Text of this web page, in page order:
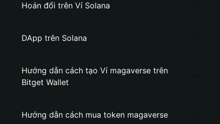
Hoán đổi trên Ví Solana
DApp trên Solana
Hướng dẫn cách tạo Ví magaverse trên
Bitget Wallet
Hướng dẫn cách mua token magaverse